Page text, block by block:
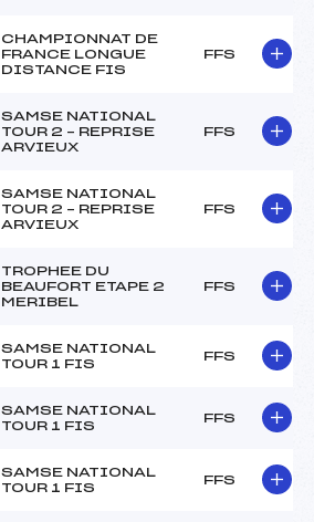
CHAMPIONNAT DE
FRANCE LONGUE
DISTANCE FIS
FFS
SAMSE NATIONAL
TOUR 2 – REPRISE
ARVIEUX
FFS
SAMSE NATIONAL
TOUR 2 – REPRISE
ARVIEUX
FFS
TROPHEE DU
BEAUFORT ETAPE 2
MERIBEL
FFS
SAMSE NATIONAL
TOUR 1 FIS
FFS
SAMSE NATIONAL
TOUR 1 FIS
FFS
SAMSE NATIONAL
TOUR 1 FIS
FFS